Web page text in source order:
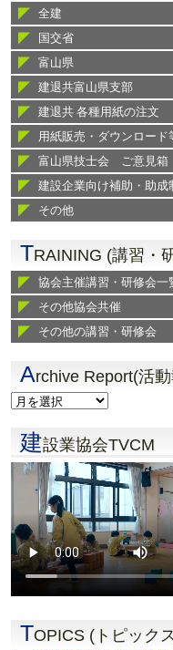
全建
国交省
富山県
建退共富山県支部
建退共 各種用紙の注文
用紙販売・ダウンロード
富山県技士会 ご意見箱
建設企業向け補助・助成
その他
TRAINING (講習・
協会主催講習・研修会一
その他協会共催
その他の講習・研修会
Archive Report(活
建設業協会TVCM
TOPICS (トピック